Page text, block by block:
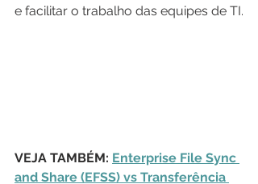
e facilitar o trabalho das equipes de TI.
VEJA TAMBÉM: Enterprise File Sync
and Share (EFSS) vs Transferência